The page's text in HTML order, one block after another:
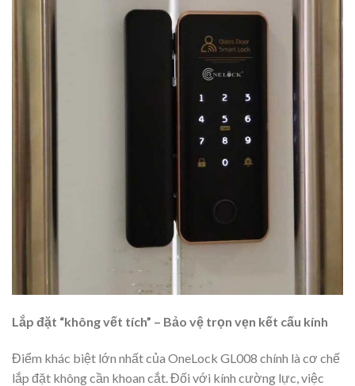
Lắp đặt “không vết tích” – Bảo vệ trọn vẹn kết cấu kính
Điểm khác biệt lớn nhất của OneLock GL008 chính là cơ chế
lắp đặt không cần khoan cắt. Đối với kính cường lực, việc